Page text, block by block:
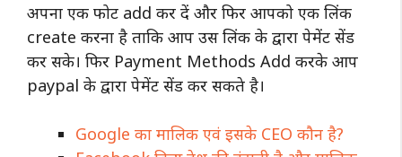
अपना एक फोट add कर दें और फिर आपको एक लिंक
create करना है ताकि आप उस लिंक के द्वारा पेमेंट सेंड
कर सके। फिर Payment Methods Add करके आप
paypal के द्वारा पेमेंट सेंड कर सकते है।
Google का मालिक एवं इसके CEO कौन है?